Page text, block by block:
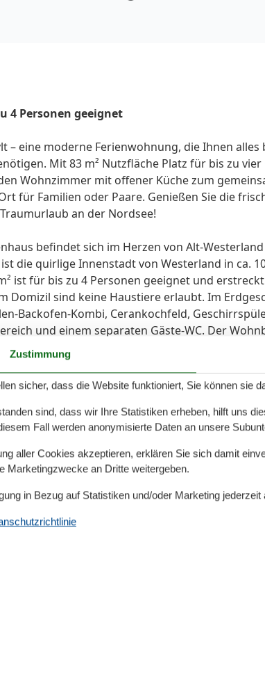
4 Personen geeignet
– eine moderne Ferienwohnung, die Ihnen alles
Mit 83 m² Nutzfläche Platz für bis zu vier
Wohnzimmer mit offener Küche zum
für Familien oder Paare. Genießen Sie die
an der Nordsee!
befindet sich im Herzen von Alt-
die quirlige Innenstadt von Westerland in ca.
ist für bis zu 4 Personen geeignet und
Domizil sind keine Haustiere erlaubt. Im
Backofen-Kombi, Cerankochfeld,
und einem separaten Gäste-WC. Der
Bluetooth-Funktion. Die Süd-Terrasse mit
Verweilen ein. Der Parkplatz befindet sich
großes Schlafzimmer (180x200cm) mit TV,
(100x200cm) und ein Badezimmer mit Dusche
Raum mit einem Einzelbett (90 x 200 cm)
ein weiteres Bett hinzugefügt werden. Dies
Zustimmung
sicher, dass die Website funktioniert, Sie können sie
sind, dass wir Ihre Statistiken erheben, hilft uns
Fall werden anonymisierte Daten an unsere
aller Cookies akzeptieren, erklären Sie sich damit
Marketingzwecke an Dritte weitergeben.
in Bezug auf Statistiken und/oder Marketing jederzeit